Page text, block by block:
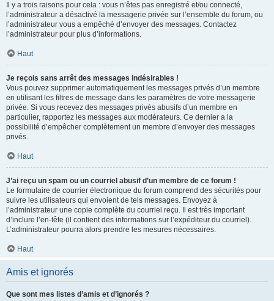
Il y a trois raisons pour cela : vous n’êtes pas enregistré et/ou connecté,
l’administrateur a désactivé la messagerie privée sur l’ensemble du forum, ou
l’administrateur vous a empêché d’envoyer des messages. Contactez
l’administrateur pour plus d’informations.
Haut
Je reçois sans arrêt des messages indésirables !
Vous pouvez supprimer automatiquement les messages privés d’un membre
en utilisant les filtres de message dans les paramètres de votre messagerie
privée. Si vous recevez des messages privés abusifs d’un membre en
particulier, rapportez les messages aux modérateurs. Ce dernier a la
possibilité d’empêcher complètement un membre d’envoyer des messages
privés.
Haut
J’ai reçu un spam ou un courriel abusif d’un membre de ce forum !
Le formulaire de courrier électronique du forum comprend des sécurités pour
suivre les utilisateurs qui envoient de tels messages. Envoyez à
l’administrateur une copie complète du courriel reçu. Il est très important
d’inclure l’en-tête (il contient des informations sur l’expéditeur du courriel).
L’administrateur pourra alors prendre les mesures nécessaires.
Haut
Amis et ignorés
Que sont mes listes d’amis et d’ignorés ?